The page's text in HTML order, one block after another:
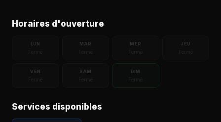
Horaires d'ouverture
LUN MAR MER JEU
VEN SAM DIM
Services disponibles